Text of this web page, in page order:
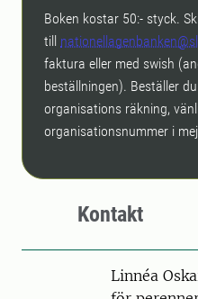
Boken kostar 50:- styck.
till
faktura eller med swish
beställningen). Beställer
organisations räkning,
organisationsnummer i
Kontakt
PersonLinnéa